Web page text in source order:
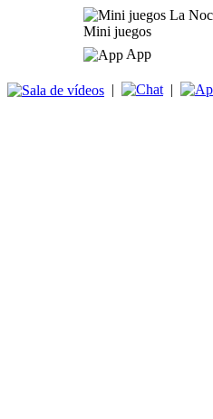
Mini juegos
App
| |